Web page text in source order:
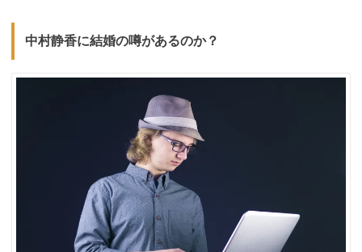
中村静香に結婚の噂があるのか？